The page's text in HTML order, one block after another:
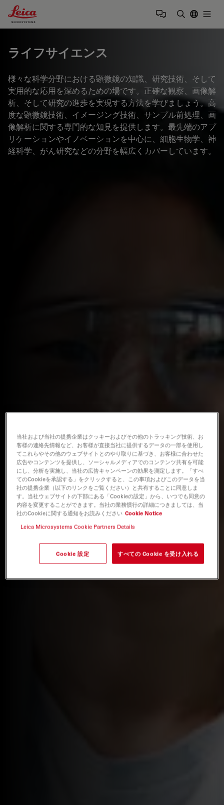
Leica Microsystems Logo
ライフサイエンス
様々な科学分野における顕微鏡の知識、研究技術、そして
実用的な応用を深めるための場です。正確な観察、画像解
析、そして研究の進歩を実現する方法を学びましょう。高
度な顕微鏡技術、イメージング技術、サンプル前処理、画
像解析に関する専門的な知見を提供します。最先端のアプ
リケーションやイノベーションを中心に、細胞生物学、神
経科学、がん研究などの分野を幅広くカバーしています。
当社および当社の提携企業はクッキーおよびその他のトラッキング技術、お
客様の連絡先情報など、お客様が直接当社に提供するデータの一部を使用し
てこれらやその他のウェブサイトとのやり取りに基づき、お客様に合わせた
広告やコンテンツを提供し、ソーシャルメディアでのコンテンツ共有を可能
にし、分析を実施し、当社の広告キャンペーンの効果を測定します。「すべ
てのCookieを承認する」をクリックすると、この事項およびこのデータを当
社の提携企業（以下のリンクをご覧ください）と共有することに同意しま
す。当社ウェブサイトの下部にある「Cookieの設定」から、いつでも同意の
内容を変更することができます。当社の業務慣行の詳細につきましては、当
社のCookieに関する通知をお読みください Cookie Notice
Leica Microsystems Cookie Partners Details
Cookie 設定 すべての Cookie を受け入れる